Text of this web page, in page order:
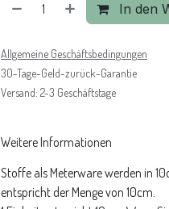
In den
Allgemeine Geschäftsbedingungen
30-Tage-Geld-zurück-Garantie
Versand: 2-3 Geschäftstage
Weitere Informationen
Stoffe als Meterware werden in
entspricht der Menge von 10cm.